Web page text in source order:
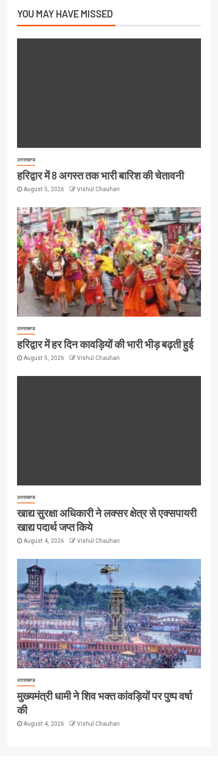
YOU MAY HAVE MISSED
उत्तराखण्ड
हरिद्वार में 8 अगस्त तक भारी बारिश की चेतावनी
August 5, 2026 Vishul Chauhan
उत्तराखण्ड
हरिद्वार में हर दिन कावड़ियों की भारी भीड़ बढ़ती हुई
August 5, 2026 Vishul Chauhan
उत्तराखण्ड
खाद्य सुरक्षा अधिकारी ने लक्सर क्षेत्र से एक्सपायरी
खाद्य पदार्थ जप्त किये
August 4, 2026 Vishul Chauhan
उत्तराखण्ड
मुख्यमंत्री धामी ने शिव भक्त कांवड़ियों पर पुष्प वर्षा
की
August 4, 2026 Vishul Chauhan